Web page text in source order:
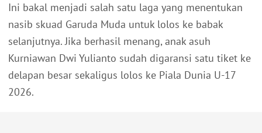
Ini bakal menjadi salah satu laga yang menentukan
nasib skuad Garuda Muda untuk lolos ke babak
selanjutnya. Jika berhasil menang, anak asuh
Kurniawan Dwi Yulianto sudah digaransi satu tiket ke
delapan besar sekaligus lolos ke Piala Dunia U-17
2026.